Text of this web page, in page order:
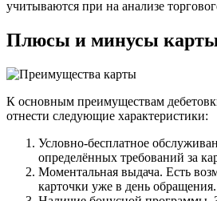
учитываются при на анализе
Плюсы и минусы
К основным преимуществам
отнести следующие характеристики:
Условно-бесплатное
определённых требований за
Моментальная выдача. Есть
карточки уже в день обращения.